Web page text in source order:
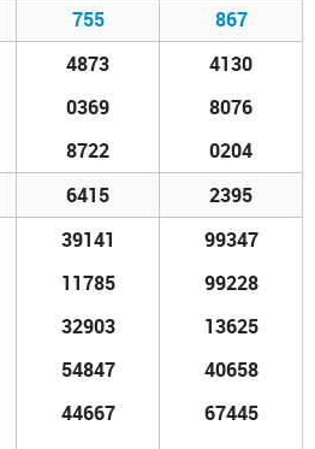
755 867
4873
0369
8722
4130
8076
0204
6415 2395
39141
11785
32903
54847
44667
99347
99228
13625
40658
67445